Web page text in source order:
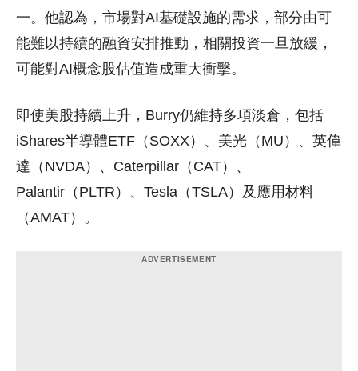
一。他認為，市場對AI基礎設施的需求，部分由可
能難以持續的融資安排推動，相關投資一旦放緩，
可能對AI概念股估值造成重大衝擊。
即使美股持續上升，Burry仍維持多項淡倉，包括
iShares半導體ETF（SOXX）、美光（MU）、英偉
達（NVDA）、Caterpillar（CAT）、
Palantir（PLTR）、Tesla（TSLA）及應用材料
（AMAT）。